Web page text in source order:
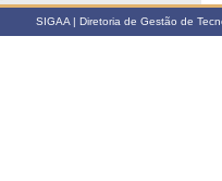
SIGAA | Diretoria de Gestão de